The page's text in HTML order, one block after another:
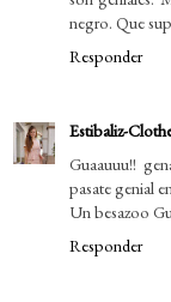
negro. Que
Responder
Estibaliz-
Guaauuu!!
pasate genial
Un besazoo
Responder